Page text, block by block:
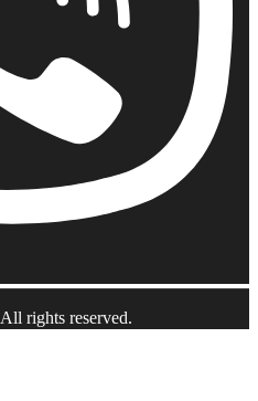
All rights reserved.